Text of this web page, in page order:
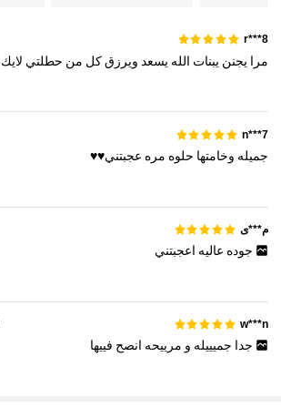
4.92
r***8
مرا يجنن يبنات الله يسعد ويرزقكل من حطلتي لايك
n***7
جميله وخامتها حلوه مره عجبتني♥️♥️
م***ى
جوده عاليه اعجبتني
w***n
جدا جميييله و مرييحه انصح فييها